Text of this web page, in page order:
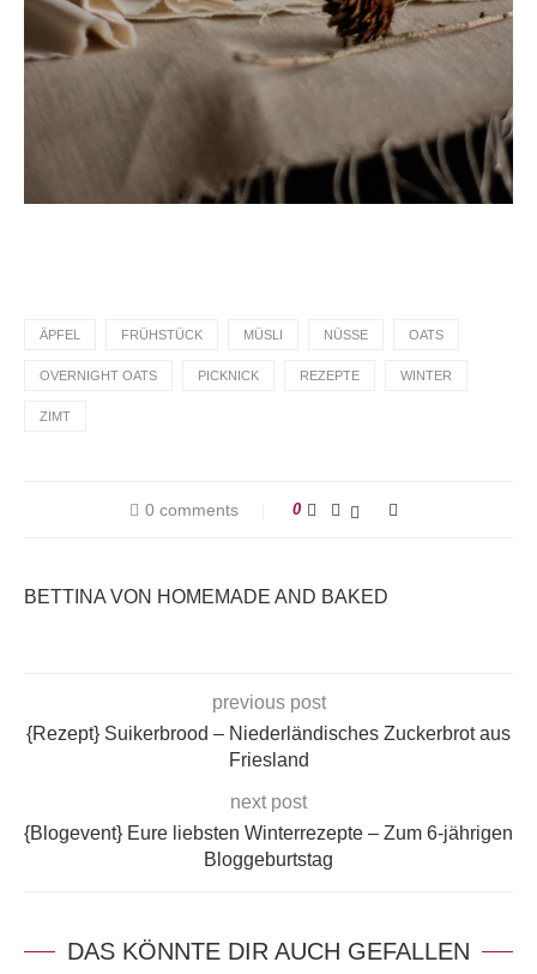
ÄPFEL FRÜHSTÜCK MÜSLI NÜSSE OATS
OVERNIGHT OATS PICKNICK REZEPTE WINTER
ZIMT
0 comments 0
BETTINA VON HOMEMADE AND BAKED
previous post
{Rezept} Suikerbrood – Niederländisches Zuckerbrot aus
Friesland
next post
{Blogevent} Eure liebsten Winterrezepte – Zum 6-jährigen
Bloggeburtstag
DAS KÖNNTE DIR AUCH GEFALLEN